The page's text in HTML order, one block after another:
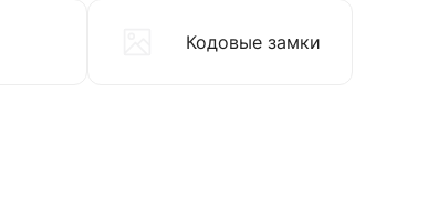
Кодовые замки